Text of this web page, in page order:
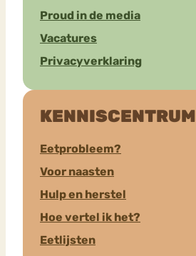
Proud in de media
Vacatures
Privacyverklaring
KENNISCENTRUM
Eetprobleem?
Voor naasten
Hulp en herstel
Hoe vertel ik het?
Eetlijsten